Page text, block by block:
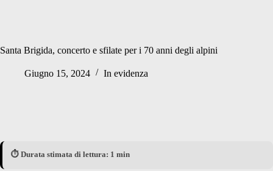
Santa Brigida, concerto e sfilate per i 70 anni degli alpini
Giugno 15, 2024 In evidenza
⏱️ Durata stimata di lettura: 1 min